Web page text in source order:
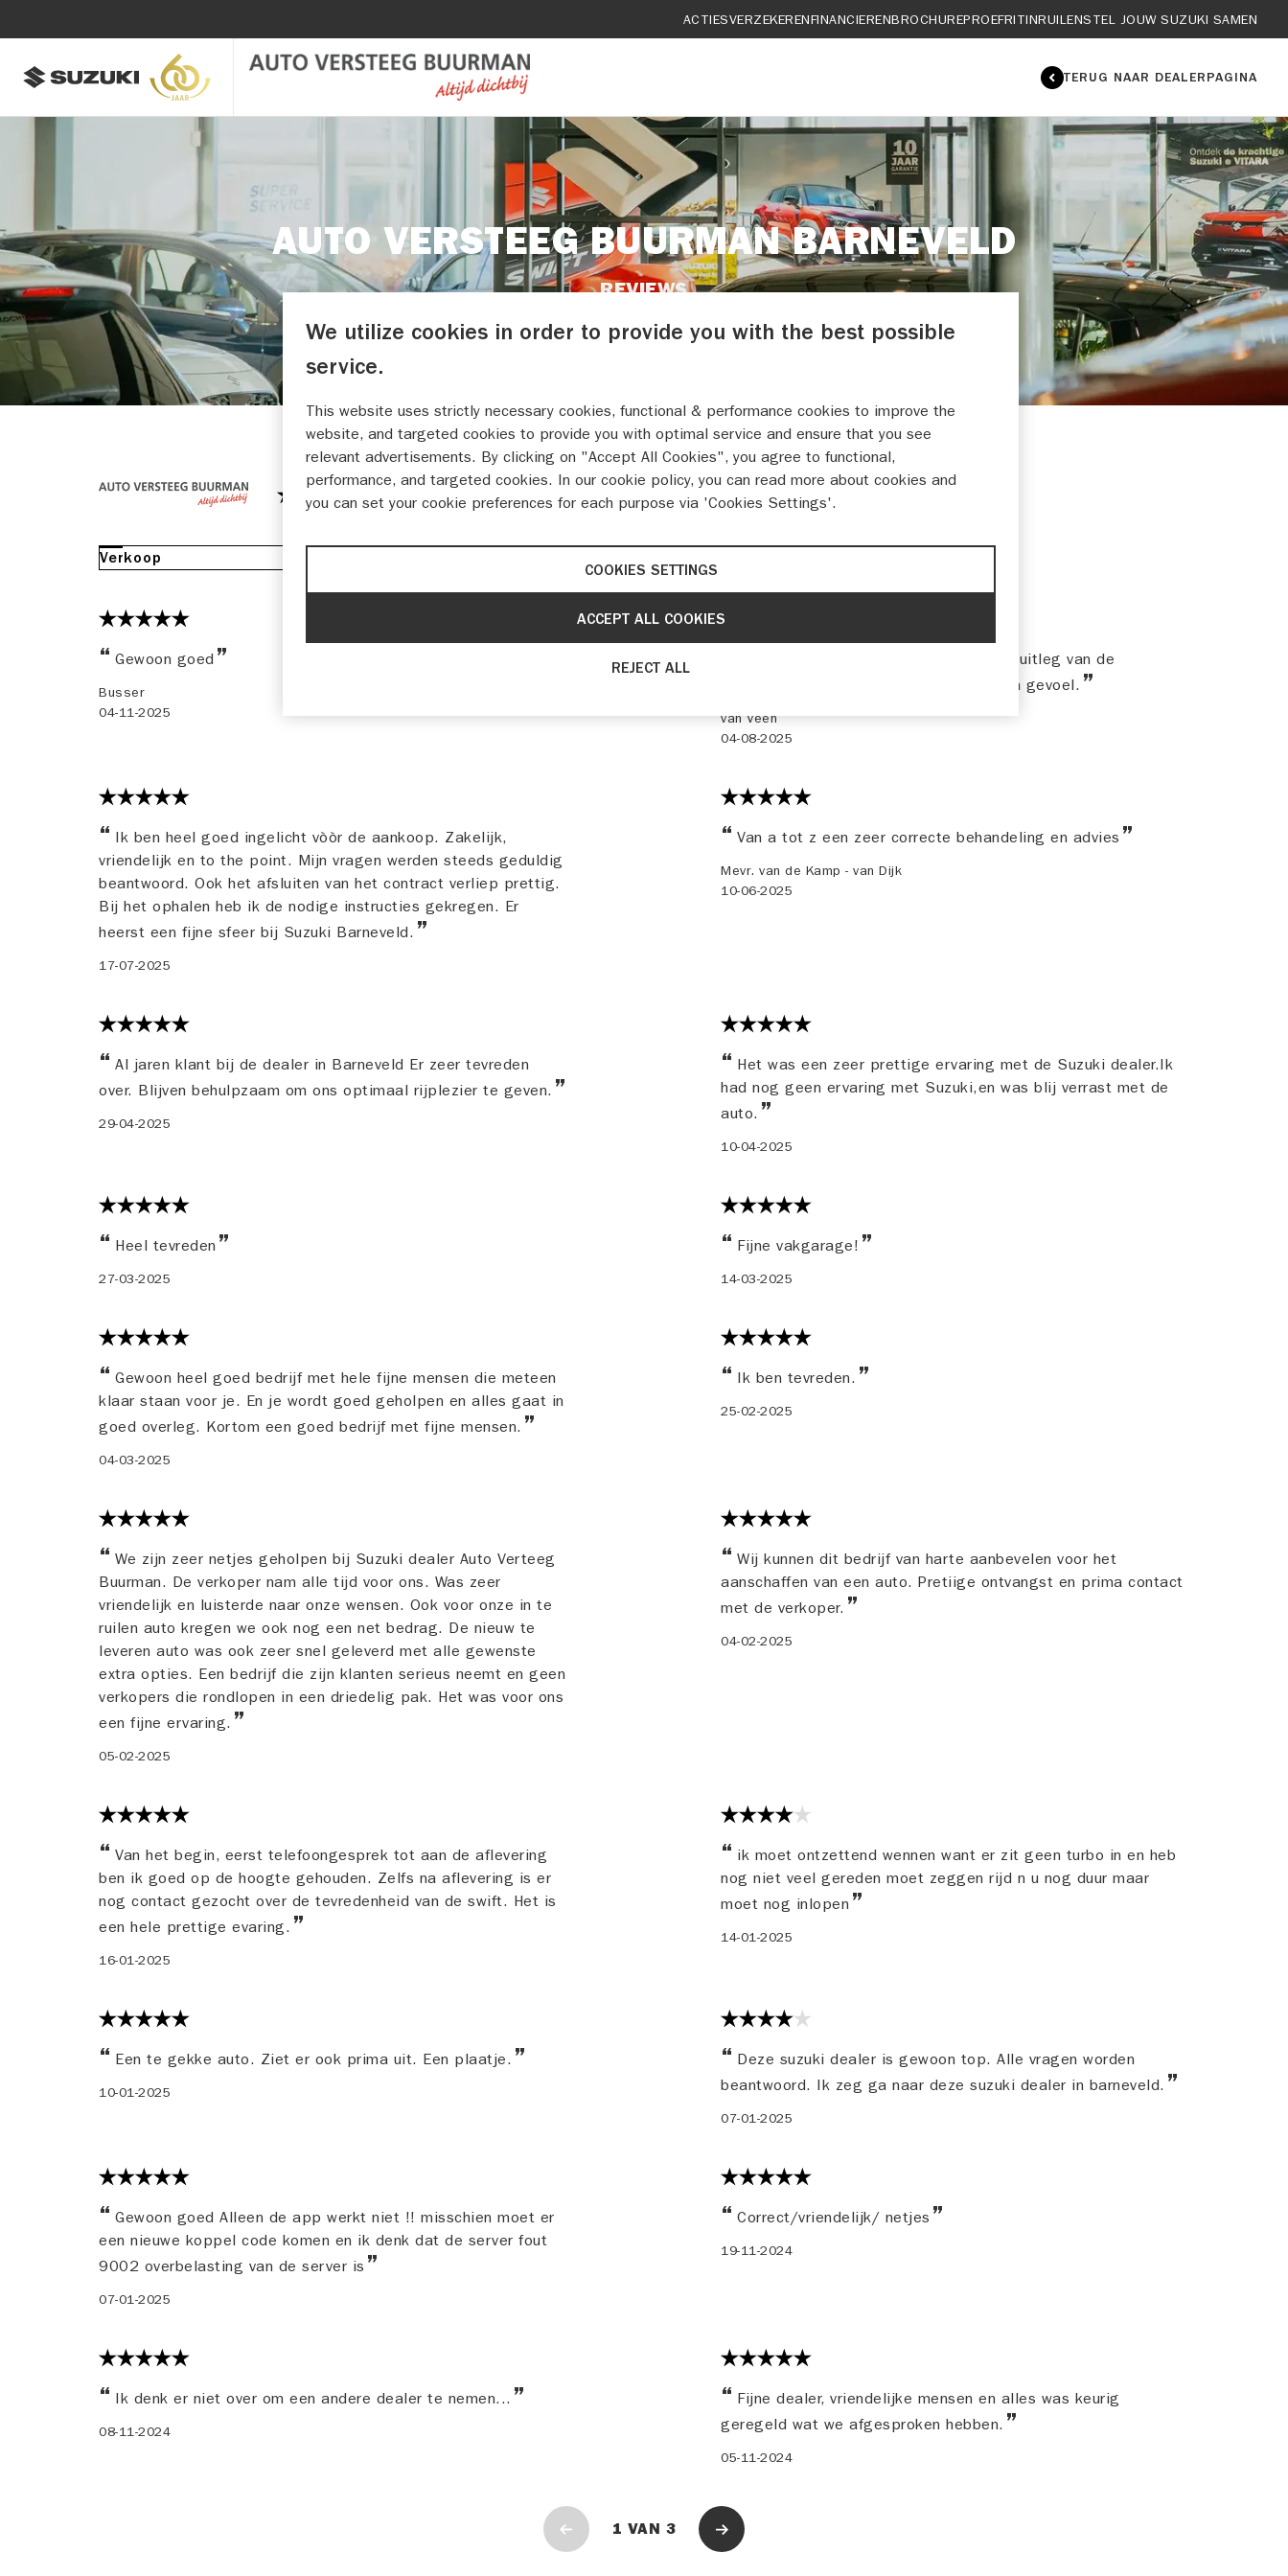
ACTIESVERZEKERENFINANCIERENBROCHUREPROEFRITINRUILENSTEL JOUW SUZUKI SAMEN
TERUG NAAR DEALERPAGINA
AUTO VERSTEEG BUURMAN BARNEVELD
REVIEWS
9,68 44 beoordelingen
Verkoop
Gewoon goed
Busser
04-11-2025
Vanaf begin van onderhandelen tot de uitleg van de
aflevering van de auto een zeer tevreden gevoel.
van Veen
04-08-2025
Ik ben heel goed ingelicht vòòr de aankoop. Zakelijk,
vriendelijk en to the point. Mijn vragen werden steeds geduldig
beantwoord. Ook het afsluiten van het contract verliep prettig.
Bij het ophalen heb ik de nodige instructies gekregen. Er
heerst een fijne sfeer bij Suzuki Barneveld.
17-07-2025
Van a tot z een zeer correcte behandeling en advies
Mevr. van de Kamp - van Dijk
10-06-2025
Al jaren klant bij de dealer in Barneveld Er zeer tevreden
over. Blijven behulpzaam om ons optimaal rijplezier te geven.
29-04-2025
Het was een zeer prettige ervaring met de Suzuki dealer.Ik
had nog geen ervaring met Suzuki,en was blij verrast met de
auto.
10-04-2025
Heel tevreden
27-03-2025
Fijne vakgarage!
14-03-2025
Gewoon heel goed bedrijf met hele fijne mensen die meteen
klaar staan voor je. En je wordt goed geholpen en alles gaat in
goed overleg. Kortom een goed bedrijf met fijne mensen.
04-03-2025
Ik ben tevreden.
25-02-2025
We zijn zeer netjes geholpen bij Suzuki dealer Auto Verteeg
Buurman. De verkoper nam alle tijd voor ons. Was zeer
vriendelijk en luisterde naar onze wensen. Ook voor onze in te
ruilen auto kregen we ook nog een net bedrag. De nieuw te
leveren auto was ook zeer snel geleverd met alle gewenste
extra opties. Een bedrijf die zijn klanten serieus neemt en geen
verkopers die rondlopen in een driedelig pak. Het was voor ons
een fijne ervaring.
05-02-2025
Wij kunnen dit bedrijf van harte aanbevelen voor het
aanschaffen van een auto. Pretiige ontvangst en prima contact
met de verkoper.
04-02-2025
Van het begin, eerst telefoongesprek tot aan de aflevering
ben ik goed op de hoogte gehouden. Zelfs na aflevering is er
nog contact gezocht over de tevredenheid van de swift. Het is
een hele prettige evaring.
16-01-2025
ik moet ontzettend wennen want er zit geen turbo in en heb
nog niet veel gereden moet zeggen rijd n u nog duur maar
moet nog inlopen
14-01-2025
Een te gekke auto. Ziet er ook prima uit. Een plaatje.
10-01-2025
Deze suzuki dealer is gewoon top. Alle vragen worden
beantwoord. Ik zeg ga naar deze suzuki dealer in barneveld.
07-01-2025
Gewoon goed Alleen de app werkt niet !! misschien moet er
een nieuwe koppel code komen en ik denk dat de server fout
9002 overbelasting van de server is
07-01-2025
Correct/vriendelijk/ netjes
19-11-2024
Ik denk er niet over om een andere dealer te nemen...
08-11-2024
Fijne dealer, vriendelijke mensen en alles was keurig
geregeld wat we afgesproken hebben.
05-11-2024
1 VAN 3
We utilize cookies in order to provide you with the best possible
service.
This website uses strictly necessary cookies, functional & performance cookies to improve the
website, and targeted cookies to provide you with optimal service and ensure that you see
relevant advertisements. By clicking on "Accept All Cookies", you agree to functional,
performance, and targeted cookies. In our cookie policy, you can read more about cookies and
you can set your cookie preferences for each purpose via 'Cookies Settings'.
COOKIES SETTINGS
REJECT ALL
ACCEPT ALL COOKIES